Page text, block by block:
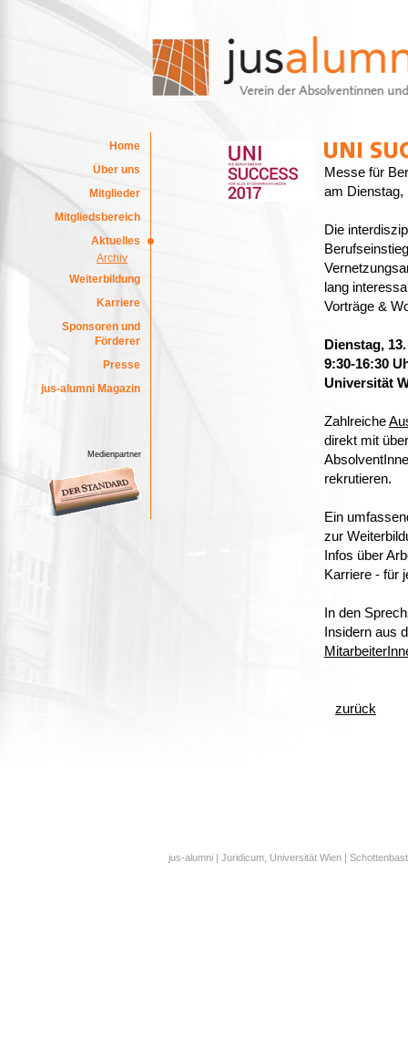
Home
Über uns
Mitglieder
Mitgliedsbereich
Aktuelles
Archiv
Weiterbildung
Karriere
Sponsoren und
Förderer
Presse
jus-alumni Magazin
Medienpartner
Messe für
am Dienstag,
Die
lang
Vorträge &
Dienstag,
9:30-16:30
Universität
Zahlreiche
direkt mit
rekrutieren.
Ein
zur
Infos über
Karriere - für
In den
Insidern aus
zurück
jus-alumni | Juridicum, Universität Wien |